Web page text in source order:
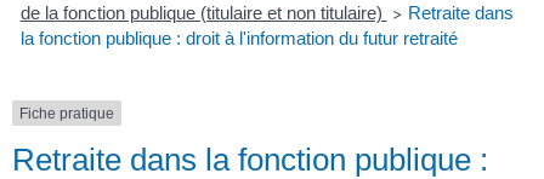
de la fonction publique (titulaire et non titulaire)
> Retraite dans
la fonction publique : droit à l'information du futur retraité
Fiche pratique
Retraite dans la fonction publique :